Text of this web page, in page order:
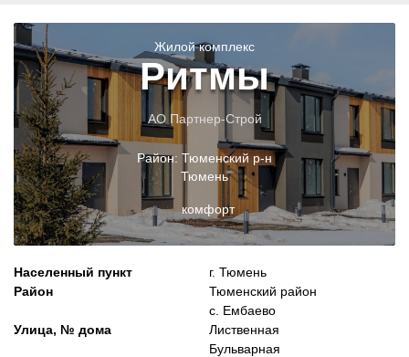
Жилой комплекс
Ритмы
АО Партнер-Строй
Район: Тюменский р-н
Тюмень
комфорт
Населенный пункт
Район
Улица, № дома
г. Тюмень
Тюменский район
с. Ембаево
Лиственная
Бульварная